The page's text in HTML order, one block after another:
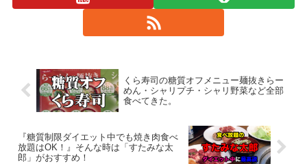
くら寿司の糖質オフメニュー麺抜きらー
めん・シャリプチ・シャリ野菜など全部
食べてきた。
『糖質制限ダイエット中でも焼き肉食べ
放題はOK！』そんな時は「すたみな太
郎」がおすすめ！